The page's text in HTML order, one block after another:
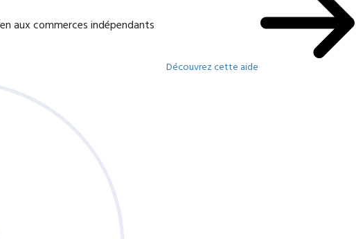
aux commerces indépendants
Découvrez cette aide